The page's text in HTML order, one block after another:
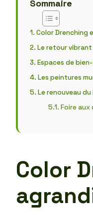
Sommaire
Color Drenching
Le retour
Espaces de
Les peintures
Le renouveau
Foire
Color